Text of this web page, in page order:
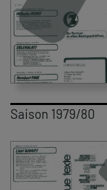
Saison 1979/80